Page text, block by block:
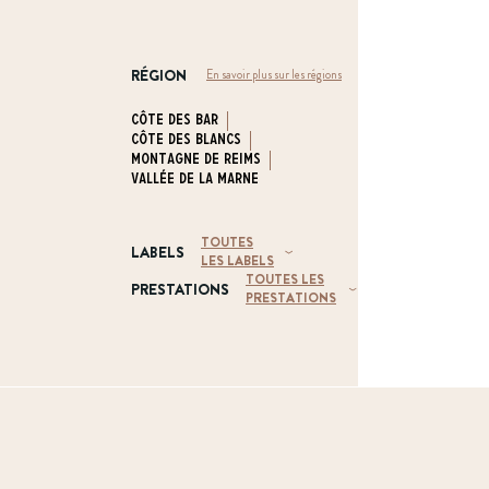
RÉGION En savoir plus sur les régions
Côte des Bar
Côte des Blancs
Montagne de Reims
Vallée de la Marne
LABELS
TOUTES
LES LABELS
Haute Valeur
Durable en
PRESTATIONS
TOUTES LES
PRESTATIONS
Visites